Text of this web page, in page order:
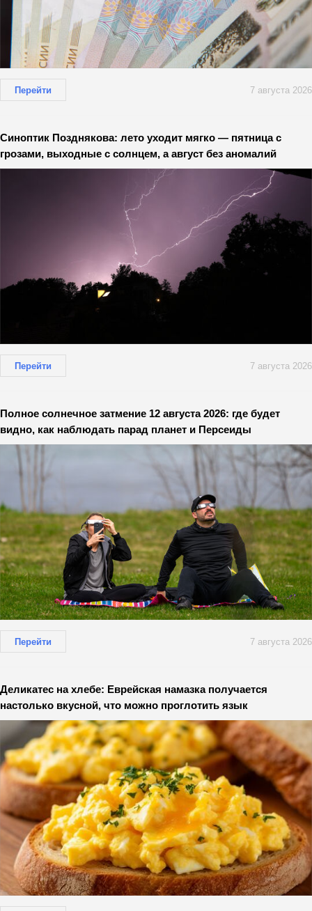
Перейти 7 августа 2026
Синоптик Позднякова: лето уходит мягко — пятница с
грозами, выходные с солнцем, а август без аномалий
Перейти 7 августа 2026
Полное солнечное затмение 12 августа 2026: где будет
видно, как наблюдать парад планет и Персеиды
Перейти 7 августа 2026
Деликатес на хлебе: Еврейская намазка получается
настолько вкусной, что можно проглотить язык